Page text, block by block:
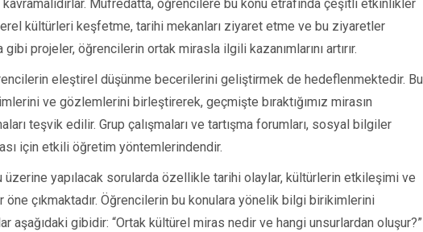
Müfredatta, öğrencilere bu konu etrafında çeşitli etkinlikler
kültürleri keşfetme, tarihi mekanları ziyaret etme ve bu ziyaretler
projeler, öğrencilerin ortak mirasla ilgili kazanımlarını artırır.
eleştirel düşünme becerilerini geliştirmek de hedeflenmektedir. Bu
ve gözlemlerini birleştirerek, geçmişte bıraktığımız mirasın
teşvik edilir. Grup çalışmaları ve tartışma forumları, sosyal bilgiler
için etkili öğretim yöntemlerindendir.
üzerine yapılacak sorularda özellikle tarihi olaylar, kültürlerin etkileşimi ve
çıkmaktadır. Öğrencilerin bu konulara yönelik bilgi birikimlerini
aşağıdaki gibidir: “Ortak kültürel miras nedir ve hangi unsurlardan oluşur?”